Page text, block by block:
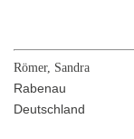
Römer, Sandra
Rabenau
Deutschland